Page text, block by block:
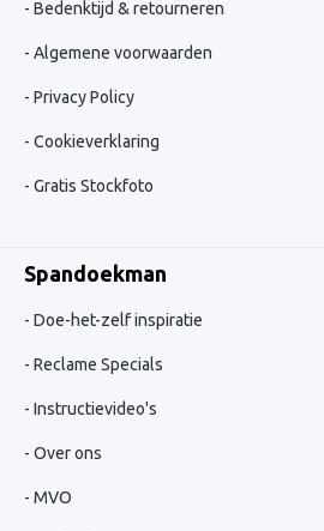
Bedenktijd & retourneren
Algemene voorwaarden
Privacy Policy
Cookieverklaring
Gratis Stockfoto
Spandoekman
Doe-het-zelf inspiratie
Reclame Specials
Instructievideo's
Over ons
MVO